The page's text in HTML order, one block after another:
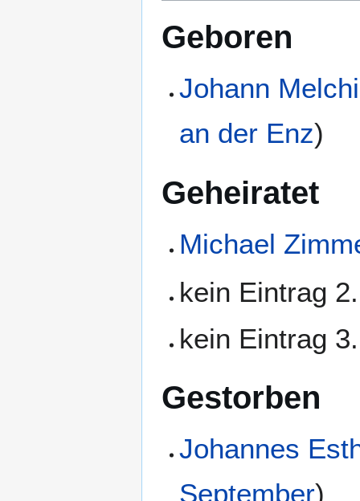
Geboren
Johann
an der Enz)
Geheiratet
Michael
kein Eintrag
kein Eintrag
Gestorben
Johannes
September)